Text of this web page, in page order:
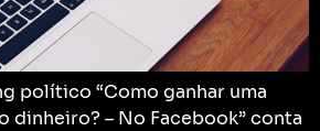
político “Como ganhar uma
dinheiro? – No Facebook” conta